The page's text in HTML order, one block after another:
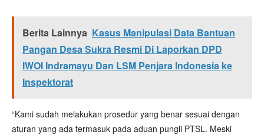
Berita Lainnya Kasus Manipulasi Data Bantuan
Pangan Desa Sukra Resmi Di Laporkan DPD
IWOI Indramayu Dan LSM Penjara Indonesia ke
Inspektorat
“Kami sudah melakukan prosedur yang benar sesuai dengan
aturan yang ada termasuk pada aduan pungli PTSL. Meski